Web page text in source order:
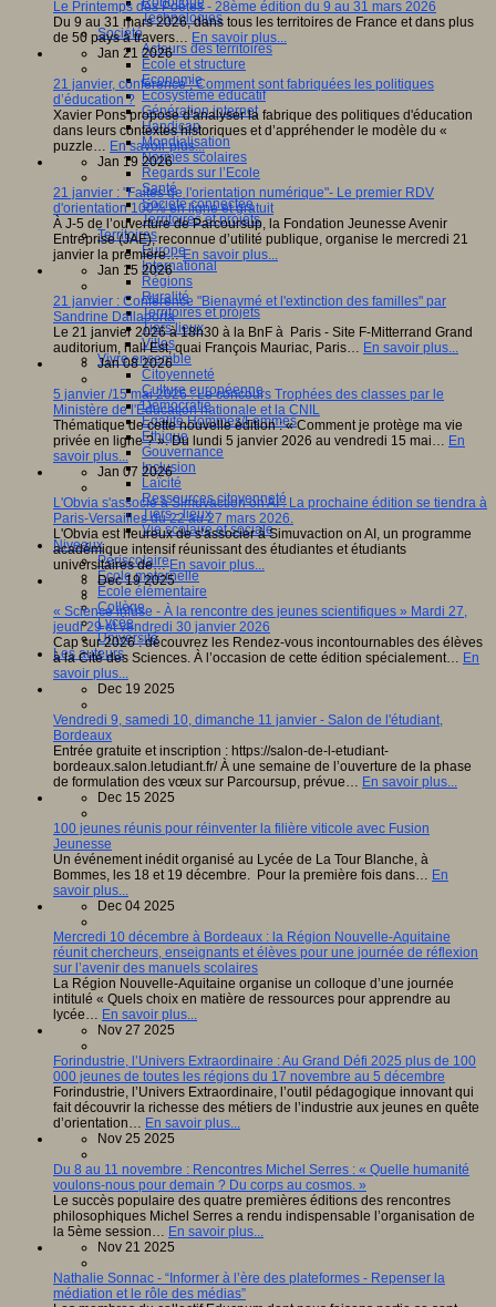
Technologies
Société
Acteurs des territoires
Ecole et structure
Economie
Ecosystème éducatif
Génération internet
Handicap
Mondialisation
Normes scolaires
Regards sur l’Ecole
Santé
Société connectée
Territoires et projets
Territoires
Europe
International
Régions
Ruralité
Territoires et projets
Tiers lieux
Villes
Vivre ensemble
Citoyenneté
Culture européenne
Démocratie
Egalité Hommes/Femmes
Ethique
Gouvernance
Inclusion
Laïcité
Ressources citoyenneté
Tiers - lieux
Vie scolaire et sociale
Niveaux
Périscolaire
Ecole maternelle
Ecole élémentaire
Collège
Lycée
Université
Les auteurs
Le Printemps des Poètes - 28ème édition du 9 au 31 mars 2026
Du 9 au 31 mars 2026, dans tous les territoires de France et dans plus
de 50 pays à travers… En savoir plus...
Jan 21 2026
21 janvier, conférence : Comment sont fabriquées les politiques
d’éducation ?
Xavier Pons propose d'analyser la fabrique des politiques d'éducation
dans leurs contextes historiques et d’appréhender le modèle du «
puzzle… En savoir plus...
Jan 19 2026
21 janvier : "Faites de l'orientation numérique"- Le premier RDV
d'orientation 100% en ligne et gratuit
À J-5 de l’ouverture de Parcoursup, la Fondation Jeunesse Avenir
Entreprise (JAE), reconnue d’utilité publique, organise le mercredi 21
janvier la première…En savoir plus...
Jan 15 2026
21 janvier : Conférence "Bienaymé et l'extinction des familles" par
Sandrine Dallaporta
Le 21 janvier 2026 à 18h30 à la BnF à Paris - Site F-Mitterrand Grand
auditorium, hall Est, quai François Mauriac, Paris… En savoir plus...
Jan 08 2026
5 janvier /15 mai 2026 : Le concours Trophées des classes par le
Ministère de l'Éducation nationale et la CNIL
Thématique de cette nouvelle édition : « Comment je protège ma vie
privée en ligne ? ». Du lundi 5 janvier 2026 au vendredi 15 mai… En
savoir plus...
Jan 07 2026
L'Obvia s'associe à Simuvaction on AI : La prochaine édition se tiendra à
Paris-Versailles du 22 au 27 mars 2026.
L'Obvia est heureux de s'associer à Simuvaction on AI, un programme
académique intensif réunissant des étudiantes et étudiants
universitaires de…En savoir plus...
Dec 19 2025
« Science infuse - À la rencontre des jeunes scientifiques » Mardi 27,
jeudi 29 et vendredi 30 janvier 2026
Cap sur 2026 : découvrez les Rendez-vous incontournables des élèves
à la Cité des Sciences. À l’occasion de cette édition spécialement… En
savoir plus...
Dec 19 2025
Vendredi 9, samedi 10, dimanche 11 janvier - Salon de l'étudiant,
Bordeaux
Entrée gratuite et inscription : https://salon-de-l-etudiant-
bordeaux.salon.letudiant.fr/ À une semaine de l’ouverture de la phase
de formulation des vœux sur Parcoursup, prévue… En savoir plus...
Dec 15 2025
100 jeunes réunis pour réinventer la filière viticole avec Fusion
Jeunesse
Un événement inédit organisé au Lycée de La Tour Blanche, à
Bommes, les 18 et 19 décembre. Pour la première fois dans… En
savoir plus...
Dec 04 2025
Mercredi 10 décembre à Bordeaux : la Région Nouvelle-Aquitaine
réunit chercheurs, enseignants et élèves pour une journée de réflexion
sur l’avenir des manuels scolaires
La Région Nouvelle-Aquitaine organise un colloque d’une journée
intitulé « Quels choix en matière de ressources pour apprendre au
lycée… En savoir plus...
Nov 27 2025
Forindustrie, l’Univers Extraordinaire : Au Grand Défi 2025 plus de 100
000 jeunes de toutes les régions du 17 novembre au 5 décembre
Forindustrie, l’Univers Extraordinaire, l’outil pédagogique innovant qui
fait découvrir la richesse des métiers de l’industrie aux jeunes en quête
d’orientation… En savoir plus...
Nov 25 2025
Du 8 au 11 novembre : Rencontres Michel Serres : « Quelle humanité
voulons-nous pour demain ? Du corps au cosmos. »
Le succès populaire des quatre premières éditions des rencontres
philosophiques Michel Serres a rendu indispensable l’organisation de
la 5ème session… En savoir plus...
Nov 21 2025
Nathalie Sonnac - “Informer à l’ère des plateformes - Repenser la
médiation et le rôle des médias”